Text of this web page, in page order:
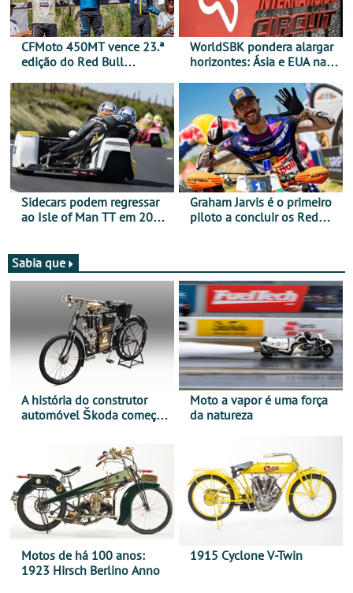
CFMoto 450MT vence 23.ª
edição do Red Bull
Categorias Adventure -
Vitória na Ultimate, Core e
Lite
WorldSBK pondera alargar
horizontes: Ásia e EUA na
Sidecars podem regressar
ao Isle of Man TT em 2027
Graham Jarvis é o primeiro
piloto a concluir os Red
Sabia que
A história do construtor
automóvel Škoda começou
Moto a vapor é uma força
da natureza
Motos de há 100 anos:
1923 Hirsch Berlino Anno
1915 Cyclone V-Twin